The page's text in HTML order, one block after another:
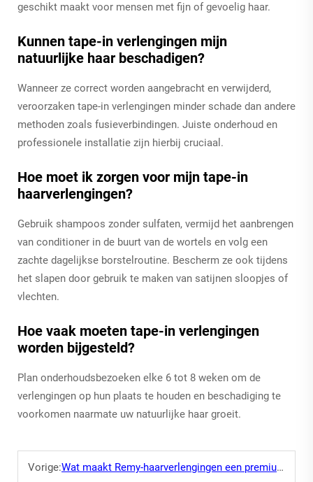
geschikt maakt voor mensen met fijn of gevoelig haar.
Kunnen tape-in verlengingen mijn
natuurlijke haar beschadigen?
Wanneer ze correct worden aangebracht en verwijderd,
veroorzaken tape-in verlengingen minder schade dan andere
methoden zoals fusieverbindingen. Juiste onderhoud en
professionele installatie zijn hierbij cruciaal.
Hoe moet ik zorgen voor mijn tape-in
haarverlengingen?
Gebruik shampoos zonder sulfaten, vermijd het aanbrengen
van conditioner in de buurt van de wortels en volg een
zachte dagelijkse borstelroutine. Bescherm ze ook tijdens
het slapen door gebruik te maken van satijnen sloopjes of
vlechten.
Hoe vaak moeten tape-in verlengingen
worden bijgesteld?
Plan onderhoudsbezoeken elke 6 tot 8 weken om de
verlengingen op hun plaats te houden en beschadiging te
voorkomen naarmate uw natuurlijke haar groeit.
Vorige:Wat maakt Remy-haarverlengingen een premiumkeuze op de markt?